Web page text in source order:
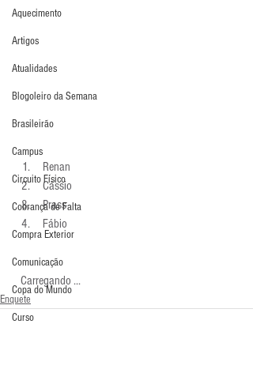
Aquecimento
Artigos
Atualidades
Blogoleiro da Semana
Brasileirão
Campus
Circuito Físico
Cobrança de Falta
Compra Exterior
Comunicação
Copa do Mundo
Curso
Renan
Cássio
Prass
Fábio
  Carregando ...
Enquete